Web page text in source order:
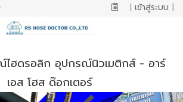
| เข้าสู่ระบบ |
ไฮดรอลิก อุปกรณ์นิวเมติกส์ - อาร์
เอส โฮส ด๊อกเตอร์